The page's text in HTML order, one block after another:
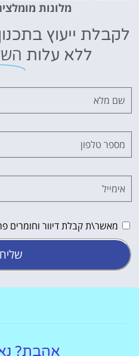
מלונות
לקבלת ייעוץ
ללא עלות
מאשר\ת קבלת דיוור וחומרים
אהבת?